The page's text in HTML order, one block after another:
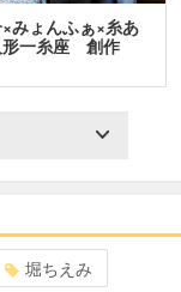
みょんふぁ×糸あ
形一糸座 創作
堀ちえみ